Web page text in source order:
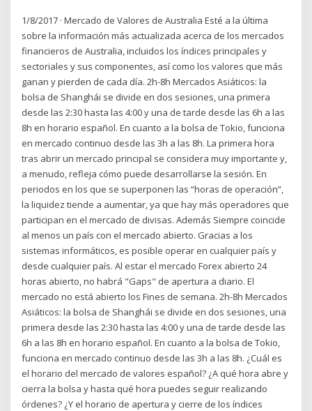
1/8/2017 · Mercado de Valores de Australia Esté a la última
sobre la información más actualizada acerca de los mercados
financieros de Australia, incluidos los índices principales y
sectoriales y sus componentes, así como los valores que más
ganan y pierden de cada día. 2h-8h Mercados Asiáticos: la
bolsa de Shanghái se divide en dos sesiones, una primera
desde las 2:30 hasta las 4:00 y una de tarde desde las 6h a las
8h en horario español. En cuanto a la bolsa de Tokio, funciona
en mercado continuo desde las 3h a las 8h. La primera hora
tras abrir un mercado principal se considera muy importante y,
a menudo, refleja cómo puede desarrollarse la sesión. En
periodos en los que se superponen las “horas de operación”,
la liquidez tiende a aumentar, ya que hay más operadores que
participan en el mercado de divisas. Además Siempre coincide
al menos un país con el mercado abierto. Gracias a los
sistemas informáticos, es posible operar en cualquier país y
desde cualquier país. Al estar el mercado Forex abierto 24
horas abierto, no habrá "Gaps" de apertura a diario. El
mercado no está abierto los Fines de semana. 2h-8h Mercados
Asiáticos: la bolsa de Shanghái se divide en dos sesiones, una
primera desde las 2:30 hasta las 4:00 y una de tarde desde las
6h a las 8h en horario español. En cuanto a la bolsa de Tokio,
funciona en mercado continuo desde las 3h a las 8h. ¿Cuál es
el horario del mercado de valores español? ¿A qué hora abre y
cierra la bolsa y hasta qué hora puedes seguir realizando
órdenes? ¿Y el horario de apertura y cierre de los índices